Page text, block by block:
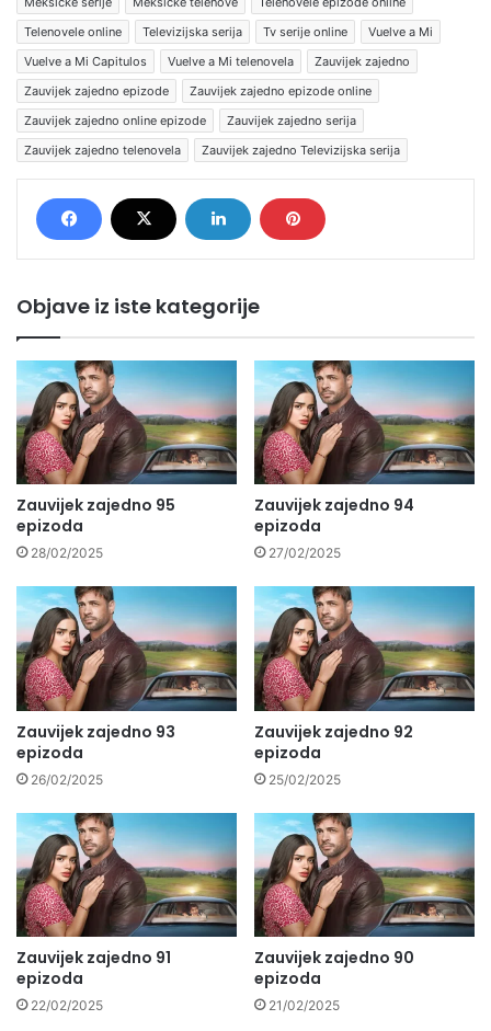
Telenovele online
Televizijska serija Tv serije online
Vuelve a Mi
Vuelve a Mi Capitulos
Vuelve a Mi telenovela
Zauvijek zajedno
Zauvijek zajedno epizode
Zauvijek zajedno epizode online
Zauvijek zajedno online epizode
Zauvijek zajedno serija
Zauvijek zajedno telenovela
Zauvijek zajedno Televizijska serija
Objave iz iste kategorije
Zauvijek zajedno 95
epizoda
28/02/2025
Zauvijek zajedno 94
epizoda
27/02/2025
Zauvijek zajedno 93
epizoda
26/02/2025
Zauvijek zajedno 92
epizoda
25/02/2025
Zauvijek zajedno 91
epizoda
22/02/2025
Zauvijek zajedno 90
epizoda
21/02/2025